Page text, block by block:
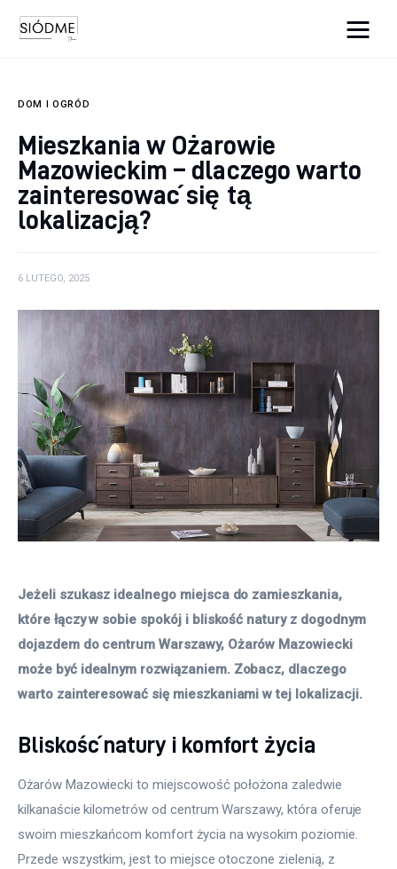
Uroda
Edukacja
DOM I OGRÓD
Mieszkania w Ożarowie
Mazowieckim – dlaczego warto
zainteresować się tą
lokalizacją?
6 LUTEGO, 2025
Jeżeli szukasz idealnego miejsca do zamieszkania,
które łączy w sobie spokój i bliskość natury z dogodnym
dojazdem do centrum Warszawy, Ożarów Mazowiecki
może być idealnym rozwiązaniem. Zobacz, dlaczego
warto zainteresować się mieszkaniami w tej lokalizacji.
Bliskość natury i komfort życia
Ożarów Mazowiecki to miejscowość położona zaledwie
kilkanaście kilometrów od centrum Warszawy, która oferuje
swoim mieszkańcom komfort życia na wysokim poziomie.
Przede wszystkim, jest to miejsce otoczone zielenią, z